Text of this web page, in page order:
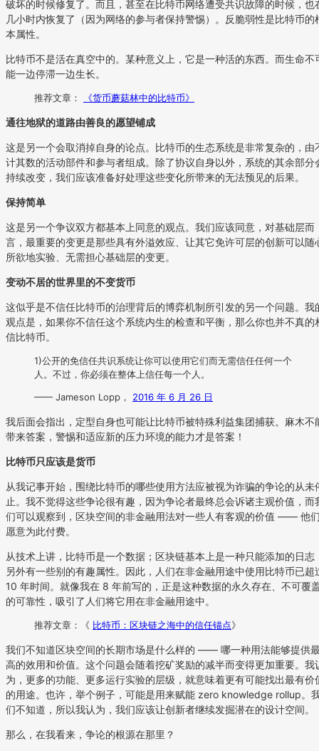
破坏的时候修复了。而且，甚至在比特币网络遭受共识故障的时候，也
几小时内恢复了（因为网络的参与者保持警惕）。反脆弱性是比特币的
本属性。
比特币不是活在真空中的。某种意义上，它是一种活的东西。而生命不
能一边停滞一边生长。
推荐文章： 《货币蘑菇林中的比特币》
通往地狱的道路由善良的愿望铺成
这是另一个会取消掉自身的论点。比特币的生态系统是非常复杂的，由
计其数的活动部件和参与者组成。除了协议自身以外，系统的其余部分
持续改变，我们应该准备好处理这些变化所带来的无法预见的后果。
保持简单
这是另一个争议双方都基本上同意的观点。我们应该同意，对基础层而
言，最重要的变更是那些具有外溢效应、让其它免许可层的创新可以随
所欲地实验、无需担心基础层的变更。
变动不居的世界里的不变货币
这似乎是不信任比特币的治理背后的博弈机制所引发的另一个问题。我
观点是，如果你不信任这个系统内生的检查和平衡，那么你也并不真的
信比特币。
1)公开的免信任共识系统让你可以使用它们而无需信任任何一个
人。不过，你必须在整体上信任每一个人。
—— Jameson Lopp， 2016 年 6 月 26 日
我后面会指出，定型自身也可能让比特币被特殊利益集团捕获。麻木不
带来答案，警惕和适应新的压力环境的能力才是答案！
比特币只应该是货币
从我记事开始，围绕比特币的哪些使用方法应被视为诈骗的争论的从未
止。我不觉得这些争论很有趣，因为争论者最终总会诉诸主观价值，而
们可以观察到，区块空间的非金融用法对一些人有客观的价值 —— 他
愿意为此付费。
从技术上讲，比特币是一个数据；区块链基本上是一种只能添加的日志
另外有一些别的有趣属性。因此，人们在非金融用途中使用比特币已超
10 年时间。就像我在 8 年前写的，正是这种数据的永久存在、不可覆
的可靠性，吸引了人们将它用在非金融用途中。
推荐文章：《 比特币：区块链之海中的信任锚点》
我们不知道区块空间的长期市场是什么样的 —— 哪一种用法能够提供
高的效用和价值。这个问题会随着挖矿奖励的减半而变得更加重要。我
为，更多的功能、更多运行实验的层级，就意味着更有可能找出最有价
的用途。也许，举个例子，可能是用来赋能 zero knowledge rollup。
们不知道，所以我认为，我们应该让创新者继续发掘潜在的设计空间。
那么，在我看来，争论的根源在那里？